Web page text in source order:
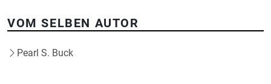
VOM SELBEN AUTOR
Pearl S. Buck